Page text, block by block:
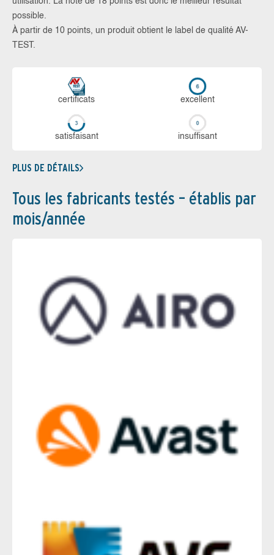
possible.
À partir de 10 points, un produit obtient le label de qualité AV-
TEST.
certi­ficats ex­cellent
sa­tis­fai­sant in­suf­fi­sant
PLUS DE DÉTAILS
Tous les fabricants testés – établis par
mois/année